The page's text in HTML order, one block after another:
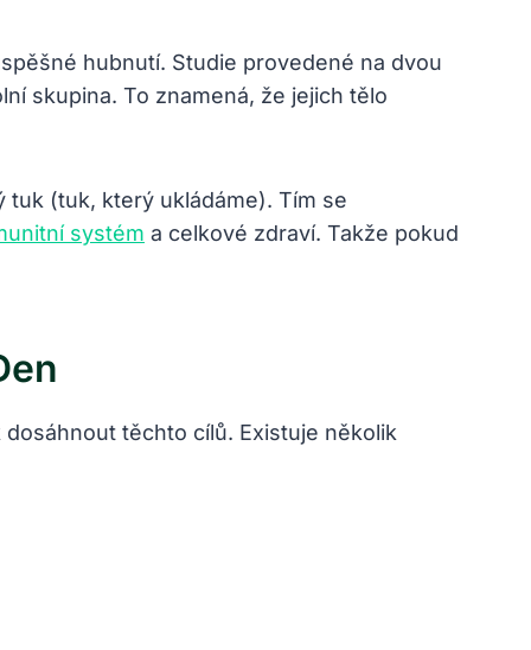
hubnutí. Studie provedené na dvou
skupina. To znamená, že jejich tělo
(tuk, který ukládáme). Tím se
systém a celkové zdraví. Takže pokud
těchto cílů. Existuje několik